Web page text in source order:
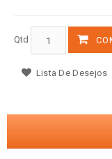
Qtd
Lista De Desejos